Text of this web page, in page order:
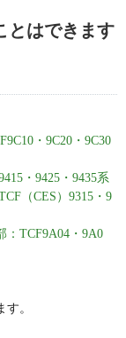
とはできます
・9C20・9C30
・9425・9435系
（CES）9315・9
：TCF9A04・9A0
。